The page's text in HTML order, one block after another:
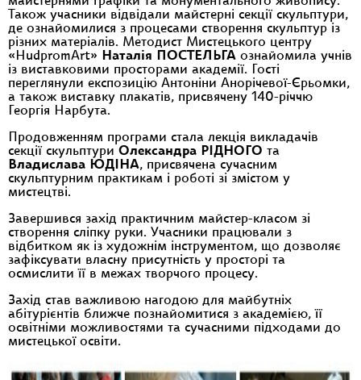
Також учасники відвідали майстерні секції скульптури,
де ознайомилися з процесами створення скульптур із
різних матеріалів. Методист Мистецького центру
«HudpromArt»
Наталія ПОСТЕЛЬГА ознайомила учнів
із виставковими просторами академії. Гості
переглянули експозицію Антоніни Анорічевої-Єрьомки,
а також виставку плакатів, присвячену 140-річчю
Георгія Нарбута.
Продовженням програми стала лекція викладачів
секції скульптури Олександра РІДНОГО та
Владислава ЮДІНА, присвячена сучасним
скульптурним практикам і роботі зі змістом у
мистецтві.
Завершився захід практичним майстер-класом зі
створення сліпку руки. Учасники працювали з
відбитком як із художнім інструментом, що дозволяє
зафіксувати власну присутність у просторі та
осмислити її в межах творчого процесу.
Захід став важливою нагодою для майбутніх
абітурієнтів ближче познайомитися з академією, її
освітніми можливостями та сучасними підходами до
мистецької освіти.